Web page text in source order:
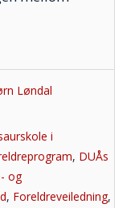
Løndal
i
, DUÅs
og
, Foreldreveiledning,